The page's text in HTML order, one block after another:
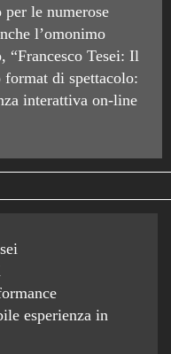
le numerose
l’omonimo
“Francesco Tesei: Il
di spettacolo:
interattiva on-line
esperienza in